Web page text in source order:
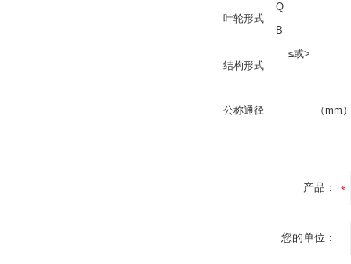
叶轮形式
Q
B
结构形式
≤或>
—
公称通径 （mm
产品：
您的单位：